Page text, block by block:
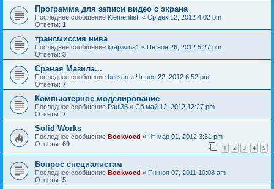
Программа для записи видео с экрана
Последнее сообщение Klementieff « Ср дек 12, 2012 4:02 pm
Ответы: 1
трансмиссия нива
Последнее сообщение krapiwina1 « Пн ноя 26, 2012 5:27 pm
Ответы: 3
Сраная Мазила...
Последнее сообщение bersan « Чт ноя 22, 2012 6:52 pm
Ответы: 7
Компьютерное моделирование
Последнее сообщение Paul35 « Сб май 12, 2012 12:27 pm
Ответы: 7
Solid Works
Последнее сообщение Bookvoed « Чт мар 01, 2012 3:31 pm
Ответы: 69 1 2 3 4 5
Вопрос специалистам
Последнее сообщение Bookvoed « Пн ноя 07, 2011 10:08 am
Ответы: 5